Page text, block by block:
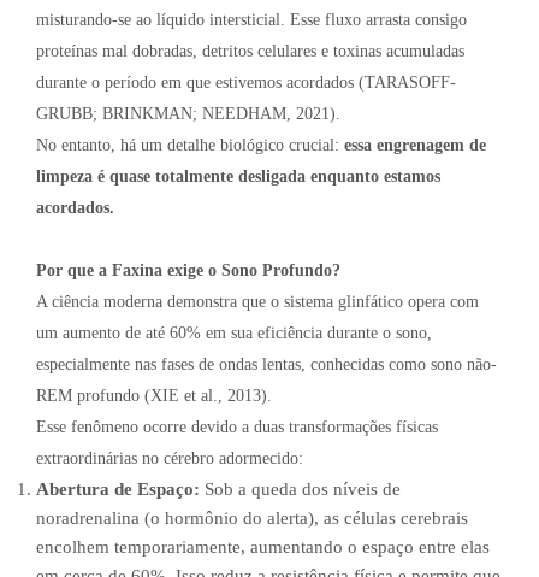
misturando-se ao líquido intersticial. Esse fluxo arrasta consigo
proteínas mal dobradas, detritos celulares e toxinas acumuladas
durante o período em que estivemos acordados (TARASOFF-
GRUBB; BRINKMAN; NEEDHAM, 2021).
No entanto, há um detalhe biológico crucial: essa engrenagem de
limpeza é quase totalmente desligada enquanto estamos
acordados.
Por que a Faxina exige o Sono Profundo?
A ciência moderna demonstra que o sistema glinfático opera com
um aumento de até 60% em sua eficiência durante o sono,
especialmente nas fases de ondas lentas, conhecidas como sono não-
REM profundo (XIE et al., 2013).
Esse fenômeno ocorre devido a duas transformações físicas
extraordinárias no cérebro adormecido:
Abertura de Espaço: Sob a queda dos níveis de
noradrenalina (o hormônio do alerta), as células cerebrais
encolhem temporariamente, aumentando o espaço entre elas